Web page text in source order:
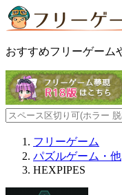
おすすめフリーゲーム
フリーゲーム
パズルゲーム・他
HEXPIPES